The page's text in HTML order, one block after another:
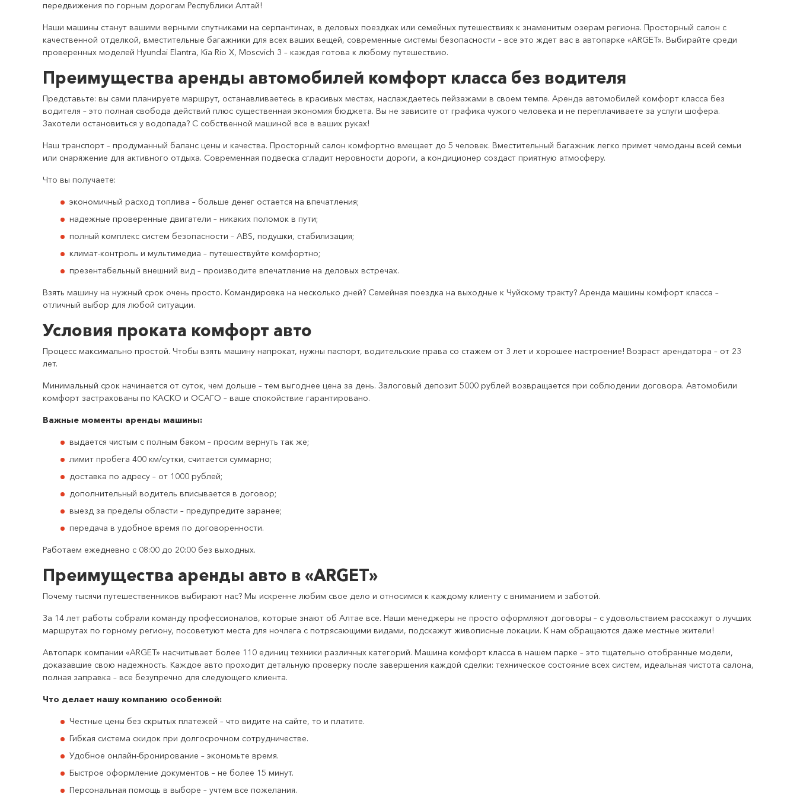
передвижения по горным дорогам Республики Алтай!
Наши машины станут вашими верными спутниками на серпантинах, в деловых поездках или семейных путешествиях к знаменитым озерам региона. Просторный салон с
качественной отделкой, вместительные багажники для всех ваших вещей, современные системы безопасности – все это ждет вас в автопарке «ARGET». Выбирайте среди
проверенных моделей Hyundai Elantra, Kia Rio X, Moscvich 3 – каждая готова к любому путешествию.
Преимущества аренды автомобилей комфорт класса без водителя
Представьте: вы сами планируете маршрут, останавливаетесь в красивых местах, наслаждаетесь пейзажами в своем темпе. Аренда автомобилей комфорт класса без
водителя – это полная свобода действий плюс существенная экономия бюджета. Вы не зависите от графика чужого человека и не переплачиваете за услуги шофера.
Захотели остановиться у водопада? С собственной машиной все в ваших руках!
Наш транспорт – продуманный баланс цены и качества. Просторный салон комфортно вмещает до 5 человек. Вместительный багажник легко примет чемоданы всей семьи
или снаряжение для активного отдыха. Современная подвеска сгладит неровности дороги, а кондиционер создаст приятную атмосферу.
Что вы получаете:
экономичный расход топлива – больше денег остается на впечатления;
надежные проверенные двигатели – никаких поломок в пути;
полный комплекс систем безопасности – ABS, подушки, стабилизация;
климат-контроль и мультимедиа – путешествуйте комфортно;
презентабельный внешний вид – производите впечатление на деловых встречах.
Взять машину на нужный срок очень просто. Командировка на несколько дней? Семейная поездка на выходные к Чуйскому тракту? Аренда машины комфорт класса –
отличный выбор для любой ситуации.
Условия проката комфорт авто
Процесс максимально простой. Чтобы взять машину напрокат, нужны паспорт, водительские права со стажем от 3 лет и хорошее настроение! Возраст арендатора – от 23
лет.
Минимальный срок начинается от суток, чем дольше – тем выгоднее цена за день. Залоговый депозит 5000 рублей возвращается при соблюдении договора. Автомобили
комфорт застрахованы по КАСКО и ОСАГО – ваше спокойствие гарантировано.
Важные моменты аренды машины:
выдается чистым с полным баком – просим вернуть так же;
лимит пробега 400 км/сутки, считается суммарно;
доставка по адресу – от 1000 рублей;
дополнительный водитель вписывается в договор;
выезд за пределы области – предупредите заранее;
передача в удобное время по договоренности.
Работаем ежедневно с 08:00 до 20:00 без выходных.
Преимущества аренды авто в «ARGET»
Почему тысячи путешественников выбирают нас? Мы искренне любим свое дело и относимся к каждому клиенту с вниманием и заботой.
За 14 лет работы собрали команду профессионалов, которые знают об Алтае все. Наши менеджеры не просто оформляют договоры – с удовольствием расскажут о лучших
маршрутах по горному региону, посоветуют места для ночлега с потрясающими видами, подскажут живописные локации. К нам обращаются даже местные жители!
Автопарк компании «ARGET» насчитывает более 110 единиц техники различных категорий. Машина комфорт класса в нашем парке – это тщательно отобранные модели,
доказавшие свою надежность. Каждое авто проходит детальную проверку после завершения каждой сделки: техническое состояние всех систем, идеальная чистота салона,
полная заправка – все безупречно для следующего клиента.
Что делает нашу компанию особенной:
Честные цены без скрытых платежей – что видите на сайте, то и платите.
Гибкая система скидок при долгосрочном сотрудничестве.
Удобное онлайн-бронирование – экономьте время.
Быстрое оформление документов – не более 15 минут.
Персональная помощь в выборе – учтем все пожелания.